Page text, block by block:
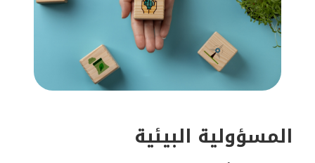
المسؤولية البيئية